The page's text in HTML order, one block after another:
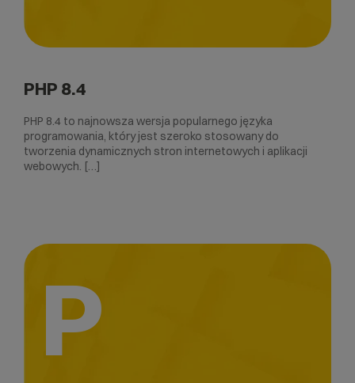
PHP 8.4
PHP 8.4 to najnowsza wersja popularnego języka
programowania, który jest szeroko stosowany do
tworzenia dynamicznych stron internetowych i aplikacji
webowych. […]
P